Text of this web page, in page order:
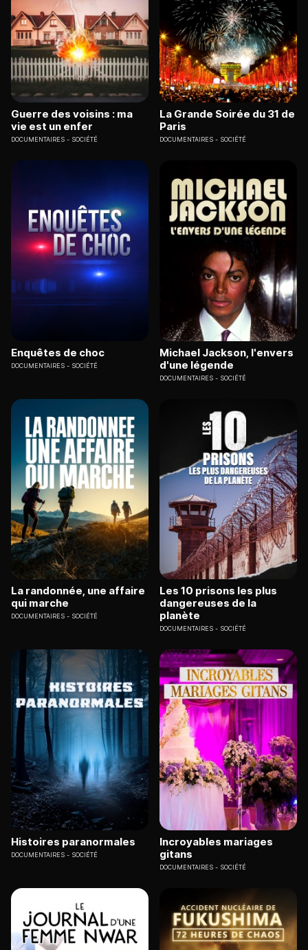
Guerre des voisins : ma
vie est un enfer
DOCUMENTAIRES SOCIÉTÉ
La Grande Soirée du 31 de
Paris
DOCUMENTAIRES SOCIÉTÉ
Enquêtes de choc
DOCUMENTAIRES SOCIÉTÉ
Michael Jackson, l'envers
d'une légende
DOCUMENTAIRES SOCIÉTÉ
La randonnée, une affaire
qui marche
DOCUMENTAIRES SOCIÉTÉ
Les 10 prisons les plus
dangereuses de la
planète
DOCUMENTAIRES SOCIÉTÉ
Histoires paranormales
DOCUMENTAIRES SOCIÉTÉ
Incroyables mariages
gitans
DOCUMENTAIRES SOCIÉTÉ